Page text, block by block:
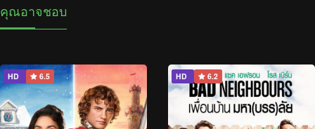
คุณอาจชอบ
HD 6.5 HD 6.2